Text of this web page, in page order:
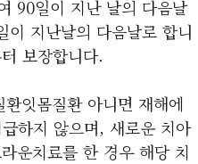
90일이 지난 날의 다음날
지난날의 다음날로 합니
보장합니다.
잇몸질환 아니면 재해에
하지 않으며, 새로운 치아
운치료를 한 경우 해당 치